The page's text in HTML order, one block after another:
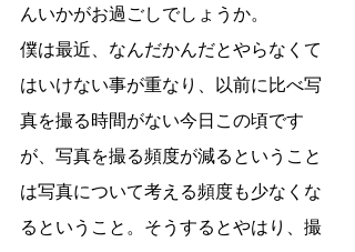
んいかがお過ごしでしょうか。
僕は最近、なんだかんだとやらなくて
はいけない事が重なり、以前に比べ写
真を撮る時間がない今日この頃です
が、写真を撮る頻度が減るということ
は写真について考える頻度も少なくな
るということ。そうするとやはり、撮